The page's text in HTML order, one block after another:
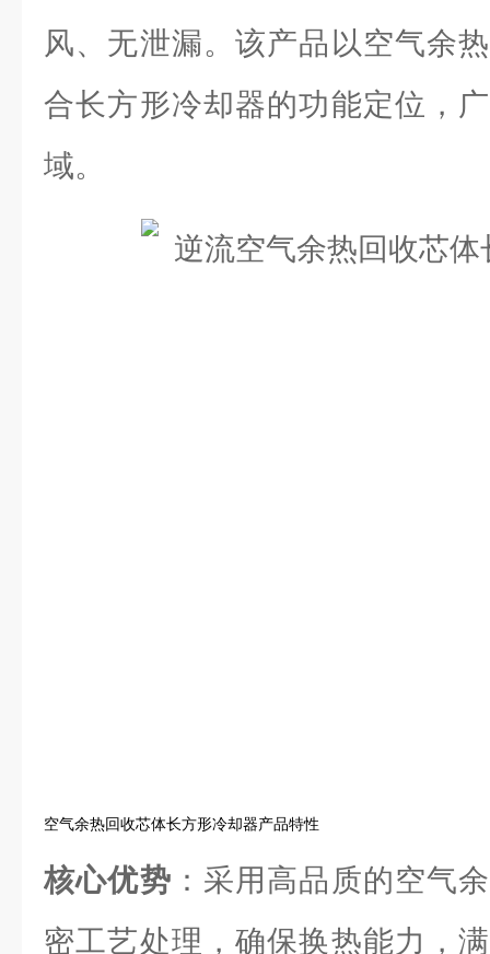
风、无泄漏。该产品以空气余
合长方形冷却器的功能定位，
域。
空气余热回收芯体长方形冷却器产品特性
核心优势 ：采用高品质的空气
密工艺处理，确保换热能力，